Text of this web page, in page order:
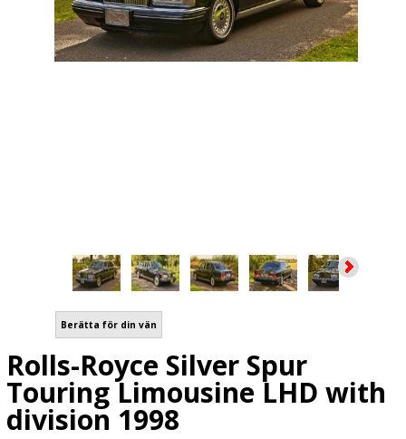
Berätta för din vän
Rolls-Royce Silver Spur
Touring Limousine LHD with
division 1998